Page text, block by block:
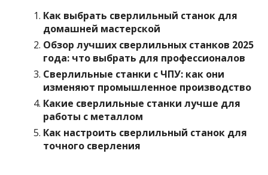
Как выбрать сверлильный станок для
домашней мастерской
Обзор лучших сверлильных станков 2025
года: что выбрать для профессионалов
Сверлильные станки с ЧПУ: как они
изменяют промышленное производство
Какие сверлильные станки лучше для
работы с металлом
Как настроить сверлильный станок для
точного сверления